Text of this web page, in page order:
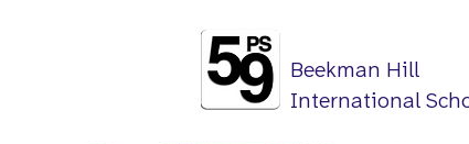
Beekman Hill
International